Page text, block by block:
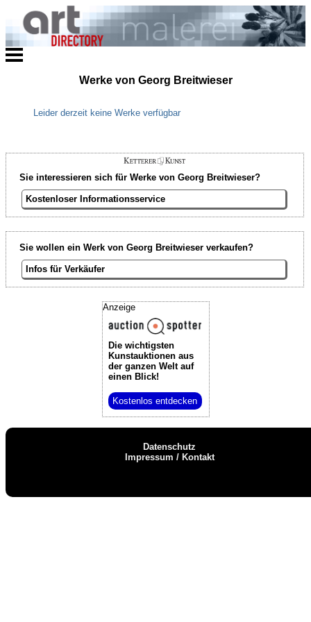
Werke von Georg Breitwieser
Leider derzeit keine Werke verfügbar
Sie interessieren sich für Werke von Georg Breitwieser?
Kostenloser Informationsservice
Sie wollen ein Werk von Georg Breitwieser verkaufen?
Infos für Verkäufer
Anzeige
Die wichtigsten
Kunstauktionenaus
der ganzen Welt auf
einen Blick!
Kostenlos entdecken
Datenschutz
Impressum / Kontakt